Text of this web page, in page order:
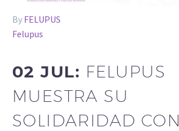
By FELUPUS
Felupus
02 JUL: FELUPUS
MUESTRA SU
SOLIDARIDAD CON